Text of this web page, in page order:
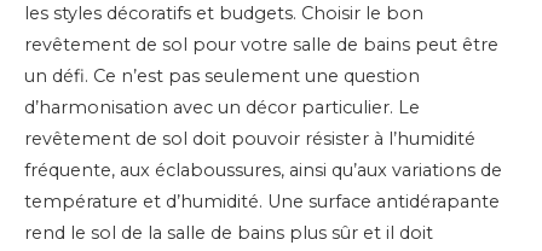
les styles décoratifs et budgets. Choisir le bon
revêtement de sol pour votre salle de bains peut être
un défi. Ce n’est pas seulement une question
d’harmonisation avec un décor particulier. Le
revêtement de sol doit pouvoir résister à l’humidité
fréquente, aux éclaboussures, ainsi qu’aux variations de
température et d’humidité. Une surface antidérapante
rend le sol de la salle de bains plus sûr et il doit